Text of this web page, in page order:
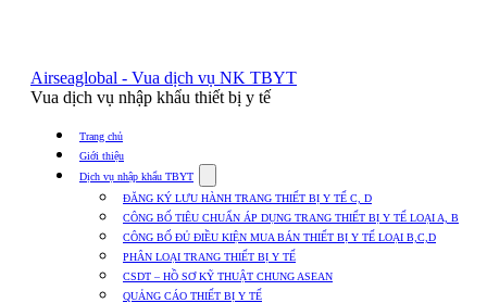
Airseaglobal - Vua dịch vụ NK TBYT
Vua dịch vụ nhập khẩu thiết bị y tế
Trang chủ
Giới thiệu
Dịch vụ nhập khẩu TBYT
submenu
for
Dịch
vụ
nhập
khẩu
TBYT
ĐĂNG KÝ LƯU HÀNH TRANG THIẾT BỊ Y TẾ C, D
CÔNG BỐ TIÊU CHUẨN ÁP DỤNG TRANG THIẾT BỊ Y TẾ LOẠI A, B
CÔNG BỐ ĐỦ ĐIỀU KIỆN MUA BÁN THIẾT BỊ Y TẾ LOẠI B,C,D
PHÂN LOẠI TRANG THIẾT BỊ Y TẾ
CSDT – HỒ SƠ KỸ THUẬT CHUNG ASEAN
QUẢNG CÁO THIẾT BỊ Y TẾ